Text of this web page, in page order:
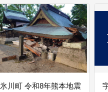
氷川町 令和8年熊本地震